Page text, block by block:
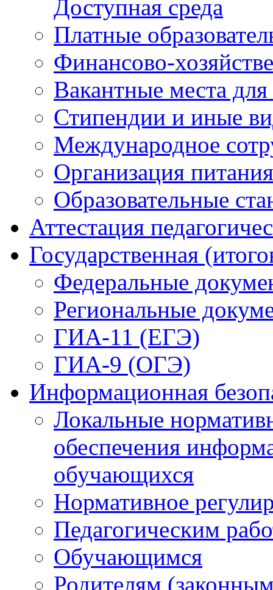
Доступная среда
Платные
Финансово-
Вакантные места
Стипендии и иные
Международное
Организация
Образовательные
Аттестация
Государственная
Федеральные
Региональные
ГИА-11 (ЕГЭ)
ГИА-9 (ОГЭ)
Информационная
Локальные
обеспечения
обучающихся
Нормативное
Педагогическим
Обучающимся
Родителям